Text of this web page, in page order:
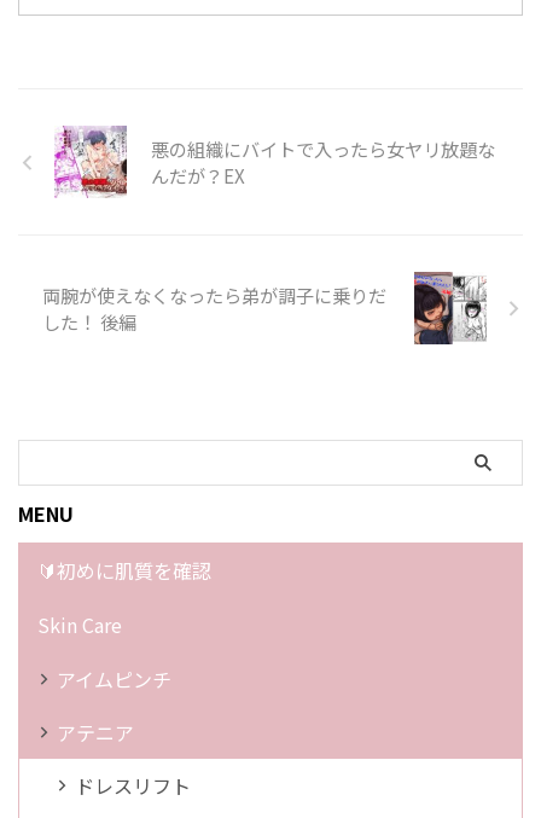
悪の組織にバイトで入ったら女ヤリ放題な
んだが？EX
両腕が使えなくなったら弟が調子に乗りだ
した！ 後編
MENU
🔰初めに肌質を確認
Skin Care
アイムピンチ
アテニア
ドレスリフト